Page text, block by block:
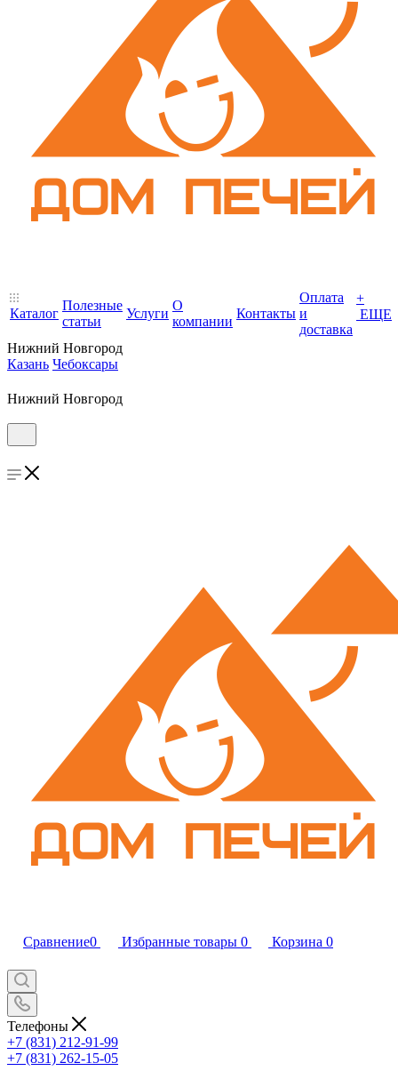
Каталог
Полезные
статьи
Услуги
О
компании
Контакты
Оплата
и
доставка
+
ЕЩЕ
Нижний Новгород
Казань Чебоксары
Нижний Новгород
Сравнение0 Избранные товары 0 Корзина 0
Телефоны
+7 (831) 212-91-99
+7 (831) 262-15-05